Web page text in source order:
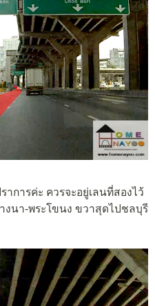
การค่ะ ควรจะอยู่เลนที่สองไว้
งนา-พระโขนง ขวาสุดไปชลบุรี